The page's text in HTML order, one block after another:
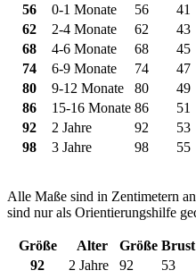
56
0-1 Monate 56 41
62
2-4 Monate 62 43
68
4-6 Monate 68 45
74
6-9 Monate 74 47
80
9-12 Monate 80 49
86
15-16 Monate 86 51
92
2 Jahre 92 53
98
3 Jahre 98 55
Alle Maße sind in Zentimetern
sind nur als Orientierungshilfe
Größe Alter Größe Brust
92
2 Jahre 92 53